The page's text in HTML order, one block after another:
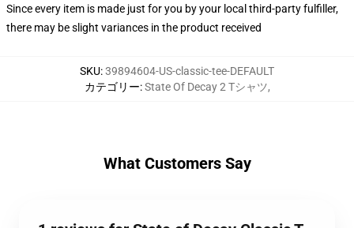
Since every item is made just for you by your local third-party fulfiller,
there may be slight variances in the product received
SKU:39894604-US-classic-tee-DEFAULT
カテゴリー:State Of Decay 2 Tシャツ,
What Customers Say